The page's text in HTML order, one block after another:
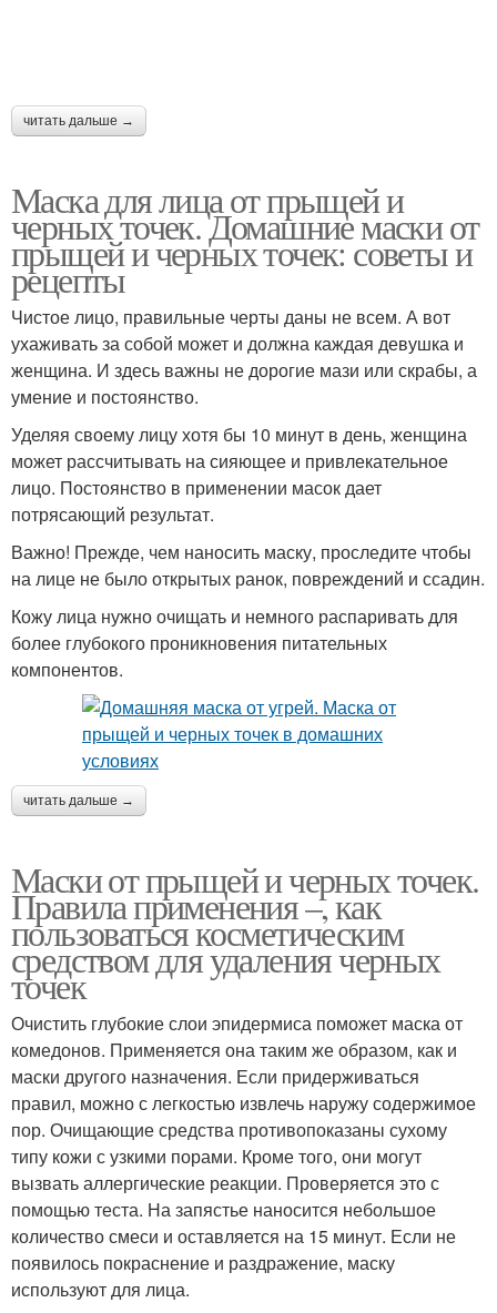
Питательная маска
Маска с алоэ
Маска для жирных
волос
Глиняная маска
читать дальше →
Маска для лица от прыщей и
черных точек. Домашние маски от
прыщей и черных точек: советы и
рецепты
Чистое лицо, правильные черты даны не всем. А вот
ухаживать за собой может и должна каждая девушка и
женщина. И здесь важны не дорогие мази или скрабы, а
умение и постоянство.
Уделяя своему лицу хотя бы 10 минут в день, женщина
может рассчитывать на сияющее и привлекательное
лицо. Постоянство в применении масок дает
потрясающий результат.
Важно! Прежде, чем наносить маску, проследите чтобы
на лице не было открытых ранок, повреждений и ссадин.
Кожу лица нужно очищать и немного распаривать для
более глубокого проникновения питательных
компонентов.
читать дальше →
Маски от прыщей и черных точек.
Правила применения –, как
пользоваться косметическим
средством для удаления черных
точек
Очистить глубокие слои эпидермиса поможет маска от
комедонов. Применяется она таким же образом, как и
маски другого назначения. Если придерживаться
правил, можно с легкостью извлечь наружу содержимое
пор. Очищающие средства противопоказаны сухому
типу кожи с узкими порами. Кроме того, они могут
вызвать аллергические реакции. Проверяется это с
помощью теста. На запястье наносится небольшое
количество смеси и оставляется на 15 минут. Если не
появилось покраснение и раздражение, маску
используют для лица.